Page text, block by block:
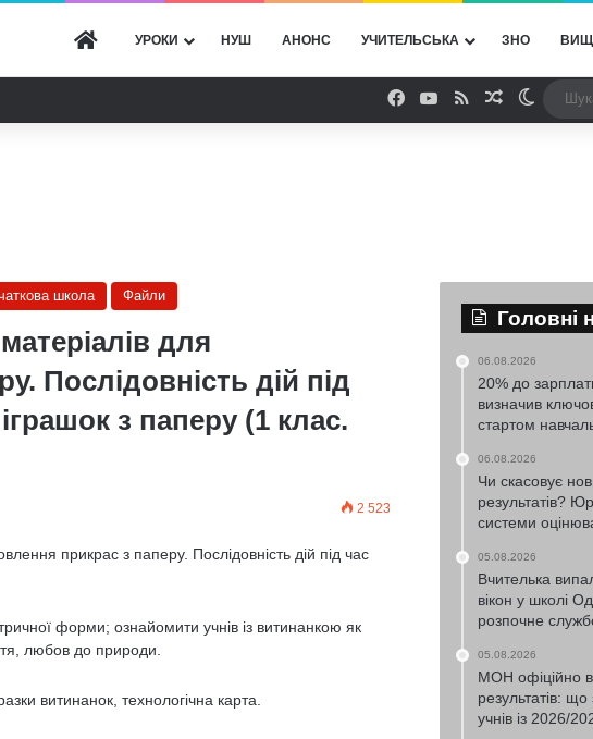
ГОЛОВНА
УРОКИ НУШ АНОНС УЧИТЕЛЬСЬКА ЗНО
Facebook
YouTube
RSSВипадкова
Switch
школа Файли
для
Послідовність дій під
з паперу (1 клас.
2 523
прикрас з паперу. Послідовність дій під час
форми; ознайомити учнів із витинанкою як
любов до природи.
витинанок, технологічна карта.
Головні
06.08.2026
20% до
визначив
стартом
06.08.2026
Чи скасовує
результатів?
системи
05.08.2026
Вчителька
вікон у школі
розпочне
05.08.2026
МОН офіційно
результатів:
учнів із 2026/